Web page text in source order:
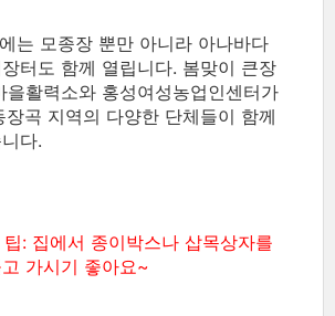
는 모종장 뿐만 아니라 아나바다
터도 함께 열립니다. 봄맞이 큰장
을활력소와 홍성여성농업인센터가
장곡 지역의 다양한 단체들이 함께
다.
: 집에서 종이박스나 삽목상자를
가시기 좋아요~